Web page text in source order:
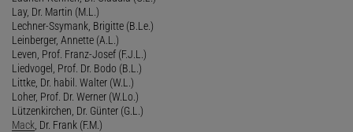
Lay, Dr. Martin (M.L.)
Lechner-Ssymank, Brigitte (B.Le.)
Leinberger, Annette (A.L.)
Leven, Prof. Franz-Josef (F.J.L.)
Liedvogel, Prof. Dr. Bodo (B.L.)
Littke, Dr. habil. Walter (W.L.)
Loher, Prof. Dr. Werner (W.Lo.)
Lützenkirchen, Dr. Günter (G.L.)
Mack , Dr. Frank (F.M.)